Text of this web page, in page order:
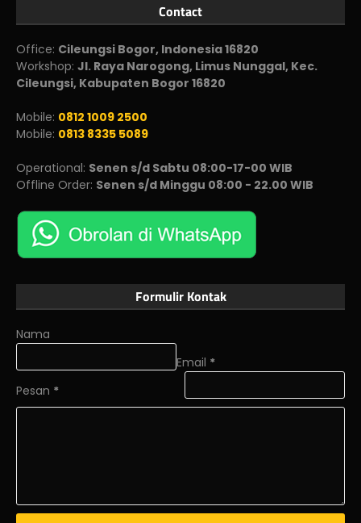
Contact
Office: Cileungsi Bogor, Indonesia 16820
Workshop: Jl. Raya Narogong, Limus Nunggal, Kec.
Cileungsi, Kabupaten Bogor 16820
Mobile: 0812 1009 2500
Mobile: 0813 8335 5089
Operational: Senen s/d Sabtu 08:00-17-00 WIB
Offline Order: Senen s/d Minggu 08:00 - 22.00 WIB
Formulir Kontak
Nama
Email *
Pesan *